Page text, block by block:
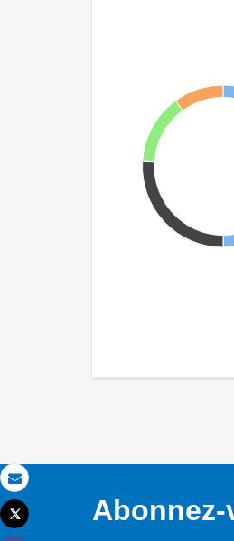
Email
Imprimer
Tweet